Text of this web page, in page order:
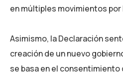
en múltiples movimientos por
Asimismo, la Declaración
creación de un nuevo
se basa en el